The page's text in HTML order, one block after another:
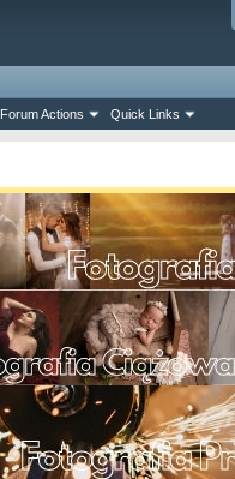
Forum Actions Quick Links